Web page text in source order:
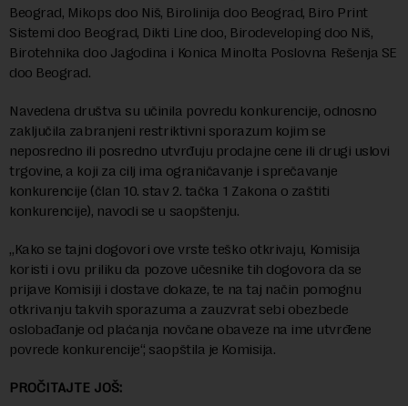
Beograd, Mikops doo Niš, Birolinija doo Beograd, Biro Print
Sistemi doo Beograd, Dikti Line doo, Birodeveloping doo Niš,
Birotehnika doo Jagodina i Konica Minolta Poslovna Rešenja SE
doo Beograd.
Navedena društva su učinila povredu konkurencije, odnosno
zaključila zabranjeni restriktivni sporazum kojim se
neposredno ili posredno utvrđuju prodajne cene ili drugi uslovi
trgovine, a koji za cilj ima ograničavanje i sprečavanje
konkurencije (član 10. stav 2. tačka 1 Zakona o zaštiti
konkurencije), navodi se u saopštenju.
„Kako se tajni dogovori ove vrste teško otkrivaju, Komisija
koristi i ovu priliku da pozove učesnike tih dogovora da se
prijave Komisiji i dostave dokaze, te na taj način pomognu
otkrivanju takvih sporazuma a zauzvrat sebi obezbede
oslobađanje od plaćanja novčane obaveze na ime utvrđene
povrede konkurencije“, saopštila je Komisija.
PROČITAJTE JOŠ: